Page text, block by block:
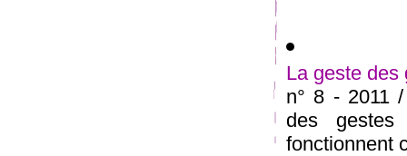
La geste des
n° 8 - 2011
des gestes
fonctionnent